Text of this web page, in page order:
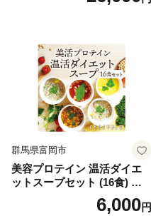
ロン [AIEN005]
群馬県富岡市
美容プロテイン 温活ダイエ
ットスープセット (16食) 小
分け スープ 食べ比べ セット
詰合せ クラムチャウダー チ
6,000円